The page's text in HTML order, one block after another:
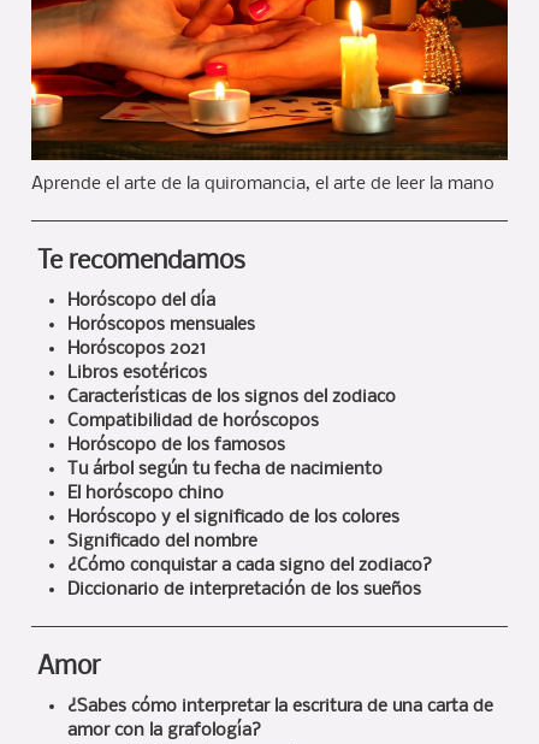
Aprende el arte de la quiromancia, el arte de leer la mano
Te recomendamos
Horóscopo del día
Horóscopos mensuales
Horóscopos 2021
Libros esotéricos
Características de los signos del zodiaco
Compatibilidad de horóscopos
Horóscopo de los famosos
Tu árbol según tu fecha de nacimiento
El horóscopo chino
Horóscopo y el significado de los colores
Significado del nombre
¿Cómo conquistar a cada signo del zodiaco?
Diccionario de interpretación de los sueños
Amor
¿Sabes cómo interpretar la escritura de una carta de
amor con la grafología?